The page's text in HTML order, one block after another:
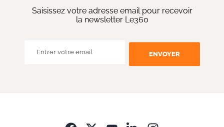
Saisissez votre adresse email pour recevoir
la newsletter Le360
ENVOYER